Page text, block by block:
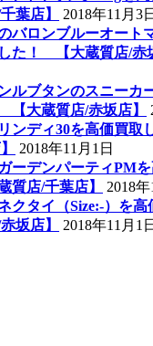
葉店】
2018年11月3日
バロンブルーオート
た！ 【大蔵質店/赤
ルブタンのスニーカ
大蔵質店/赤坂店】
ンディ30を高価買
2018年11月1日
ーデンパーティPM
店/千葉店】
2018年
クタイ（Size:-）を
坂店】
2018年11月1日